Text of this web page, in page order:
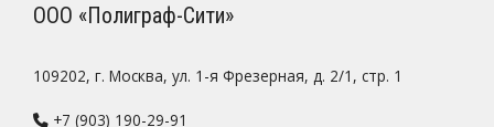
ООО «Полиграф-Сити»
109202, г. Москва, ул. 1-я Фрезерная, д. 2/1, стр. 1
+7 (903) 190-29-91